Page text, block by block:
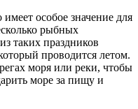
особое значение для
рыбных
таких праздников
проводится летом.
моря или реки, чтобы
море за пищу и